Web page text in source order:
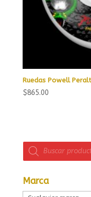
Ruedas Powell
$865.00
Búsqueda
de
productos
Marca